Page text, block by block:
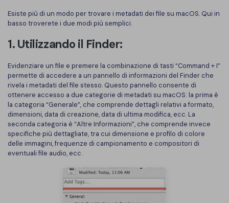
Traduzione PDF AI
Controllo grammatica AI
Chat con immagine
Rilevatore di contenuti AI
Riscrivi PDF con AI
Leggi PDF con AI
Chat con documento
AI Image Generator
Tutte Le Funzionalità
Storie di clienti
Recensioni di clienti
Guida utente
PDFelement per Windows
PDFelement per Mac
PDFelement per iOS
PDFelement per Android
Esiste più di un modo per trovare i metadati dei file su macOS. Qui in
basso troverete i due modi più semplici.
1. Utilizzando il Finder:
Evidenziare un file e premere la combinazione di tasti “Command + I”
permette di accedere a un pannello di informazioni del Finder che
rivela i metadati del file stesso. Questo pannello consente di
ottenere accesso a due categorie di metadati su macOS: la prima è
la categoria “Generale”, che comprende dettagli relativi a formato,
dimensioni, data di creazione, data di ultima modifica, ecc. La
seconda categoria è “Altre Informazioni”, che comprende invece
specifiche più dettagliate, tra cui dimensione e profilo di colore
delle immagini, frequenze di campionamento e compositori di
eventuali file audio, ecc.